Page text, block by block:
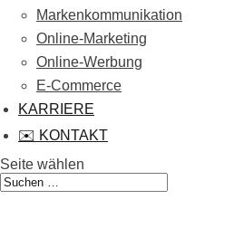
Markenkommunikation
Online-Marketing
Online-Werbung
E-Commerce
KARRIERE
✉️ KONTAKT
Seite wählen